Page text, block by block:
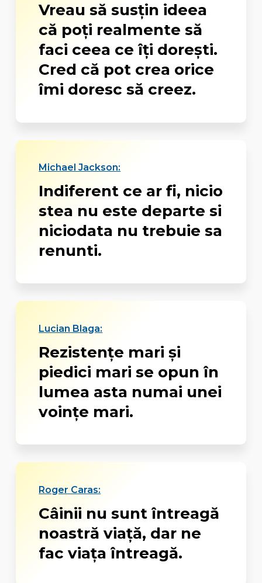
Vreau să susţin ideea
că poţi realmente să
faci ceea ce îţi doreşti.
Cred că pot crea orice
îmi doresc să creez.
Michael Jackson:
Indiferent ce ar fi, nicio
stea nu este departe si
niciodata nu trebuie sa
renunti.
Lucian Blaga:
Rezistențe mari și
piedici mari se opun în
lumea asta numai unei
voințe mari.
Roger Caras:
Câinii nu sunt întreagă
noastră viață, dar ne
fac viața întreagă.